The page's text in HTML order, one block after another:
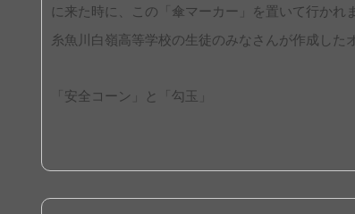
に来た時に、この「傘マーカー」を置いて行かれ
糸魚川白嶺高等学校の生徒のみなさんが作成した
「安全コーン」と「勾玉」